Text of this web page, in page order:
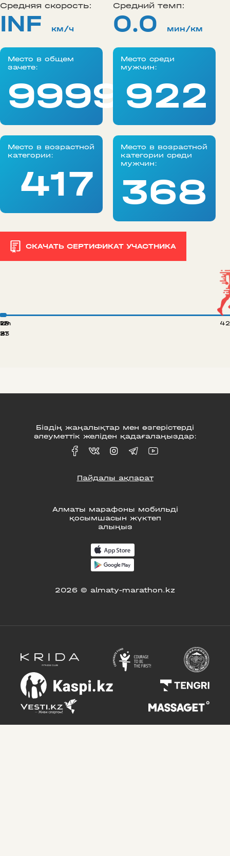
Средняя скорость:
INF км/ч
Средний темп:
0.0 мин/км
Место в общем
зачете:
99999
Место среди
мужчин:
922
Место в возрастной
категории:
417
Место в возрастной
категории среди
мужчин:
368
СКАЧАТЬ СЕРТИФИКАТ УЧАСТНИКА
8
12
21
29
33
Алматы марафоны мобильді
қосымшасын жүктеп
алыңыз
2026 © almaty-marathon.kz
Біздің жаңалықтар мен өзгерістерді
әлеуметтік желіден қадағалаңыздар:
Пайдалы ақпарат